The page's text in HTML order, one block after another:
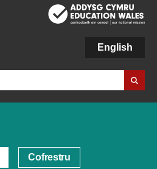
English
Cofrestru